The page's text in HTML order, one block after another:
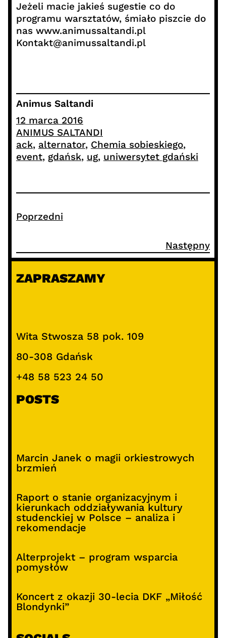
Jeżeli macie jakieś sugestie co do
programu warsztatów, śmiało piszcie do
nas www.animussaltandi.pl
Kontakt@animussaltandi.pl
Animus Saltandi
12 marca 2016
ANIMUS SALTANDI
ack, alternator, Chemia sobieskiego ,
event, gdańsk, ug, uniwersytet gdański
Poprzedni
Następny
ZAPRASZAMY
Wita Stwosza 58 pok. 109
80-308 Gdańsk
+48 58 523 24 50
POSTS
Marcin Janek o magii orkiestrowych
brzmień
Raport o stanie organizacyjnym i
kierunkach oddziaływania kultury
studenckiej w Polsce – analiza i
rekomendacje
Alterprojekt – program wsparcia
pomysłów
Koncert z okazji 30-lecia DKF „Miłość
Blondynki”